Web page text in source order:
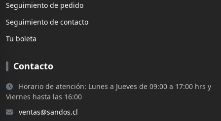
Seguimiento de pedido
Seguimiento de contacto
Tu boleta
Contacto
Horario de atención: Lunes a Jueves de 09:00 a 17:00 hrs y
Viernes hasta las 16:00
ventas@sandos.cl